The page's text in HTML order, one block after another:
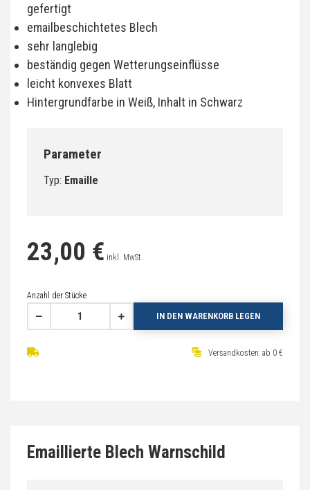
gefertigt
emailbeschichtetes Blech
sehr langlebig
beständig gegen Wetterungseinflüsse
leicht konvexes Blatt
Hintergrundfarbe in Weiß, Inhalt in Schwarz
Parameter
Typ: Emaille
23,00 € inkl. MwSt.
Anzahl der Stücke
IN DEN WARENKORB LEGEN
Versandkosten: ab 0 €
Emaillierte Blech Warnschild